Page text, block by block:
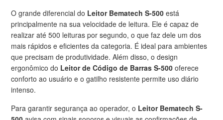
O grande diferencial do Leitor Bematech S-500 está
principalmente na sua velocidade de leitura. Ele é capaz de
realizar até 500 leituras por segundo, o que faz dele um dos
mais rápidos e eficientes da categoria. É ideal para ambientes
que precisam de produtividade. Além disso, o design
ergonômico do Leitor de Código de Barras S-500 oferece
conforto ao usuário e o gatilho resistente permite uso diário
intenso.
Para garantir segurança ao operador, o Leitor Bematech S-